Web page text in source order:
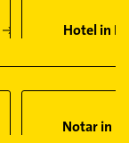
Hotel in
Notar in